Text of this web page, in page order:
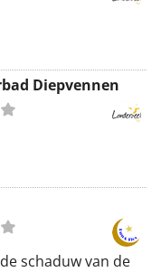
door Routen,
Diepvennen
schaduw van de